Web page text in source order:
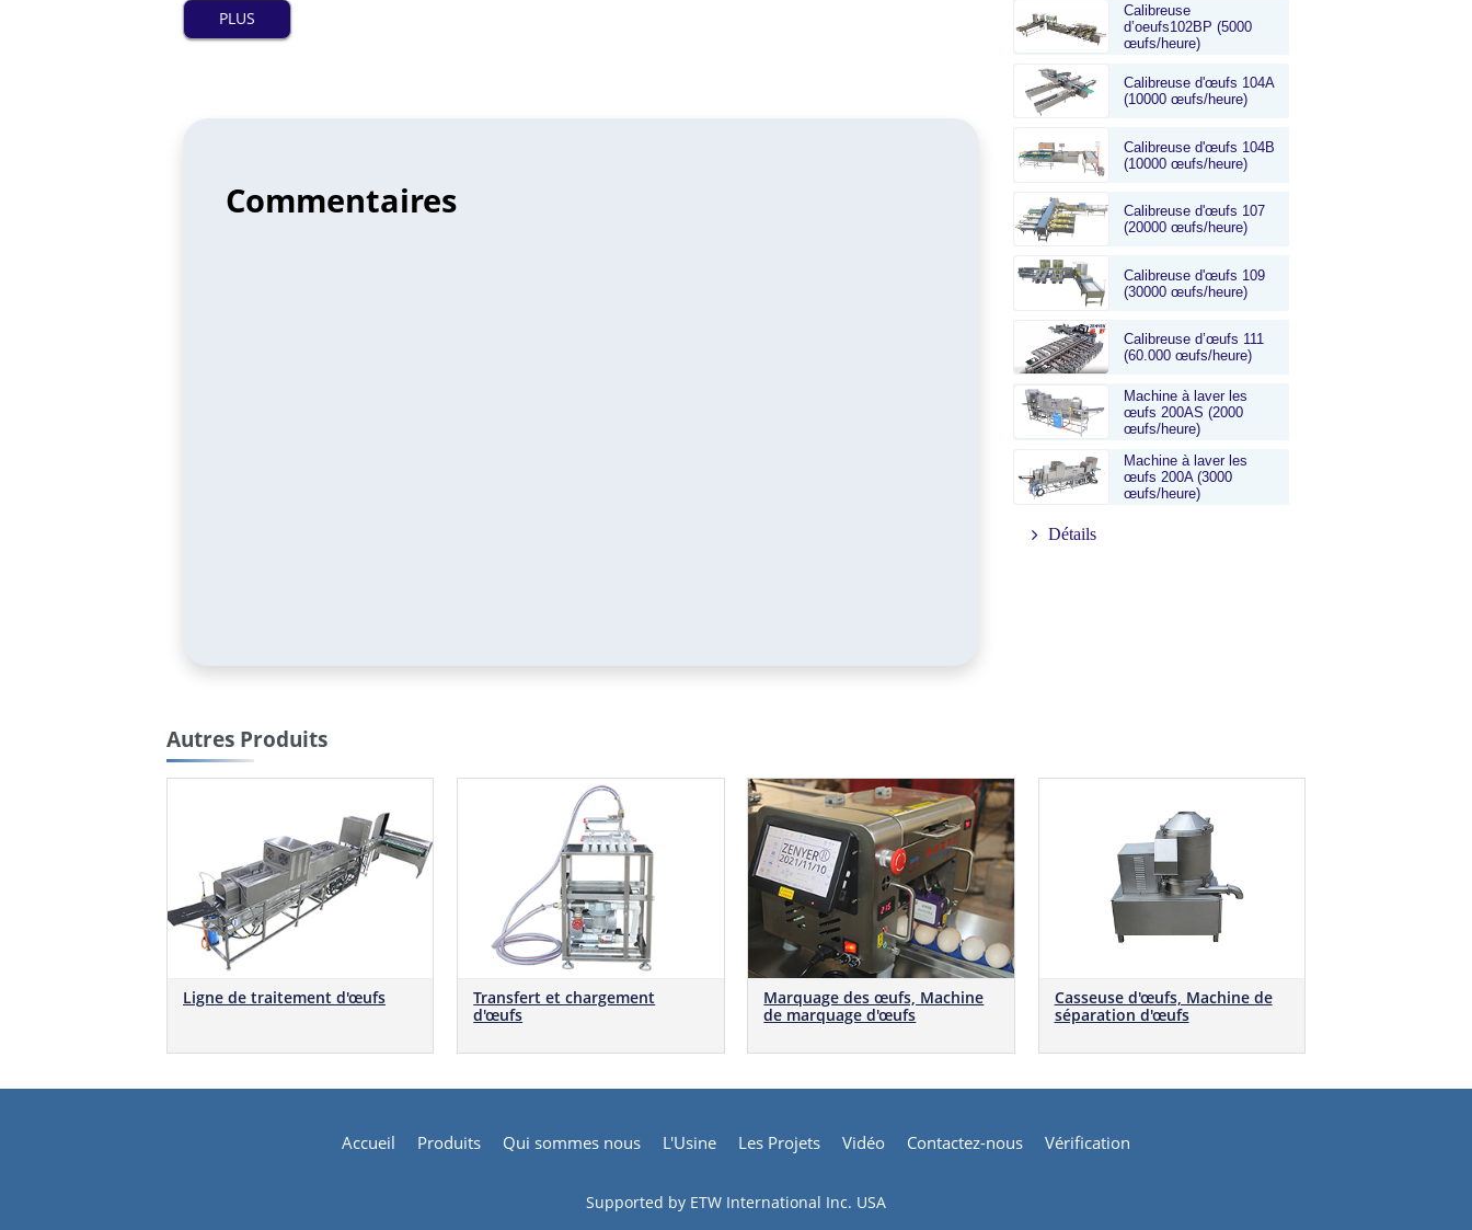
PLUS
Commentaires
Calibreuse
d’oeufs102BP (5000
œufs/heure)
Calibreuse d'œufs 104A
(10000 œufs/heure)
Calibreuse d'œufs 104B
(10000 œufs/heure)
Calibreuse d'œufs 107
(20000 œufs/heure)
Calibreuse d'œufs 109
(30000 œufs/heure)
Calibreuse d’œufs 111
(60.000 œufs/heure)
Machine à laver les
œufs 200AS (2000
œufs/heure)
Machine à laver les
œufs 200A (3000
œufs/heure)
Détails
Autres Produits
Ligne de traitement d'œufs
Transfert et chargement
d'œufs
Marquage des œufs, Machine
de marquage d'œufs
Casseuse d'œufs, Machine de
séparation d'œufs
Accueil Produits Qui sommes nous L'Usine Les Projets Vidéo Contactez-nous Vérification
Supported by ETW International Inc. USA